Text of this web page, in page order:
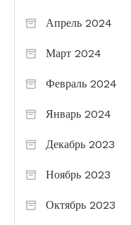
Апрель 2024
Март 2024
Февраль 2024
Январь 2024
Декабрь 2023
Ноябрь 2023
Октябрь 2023